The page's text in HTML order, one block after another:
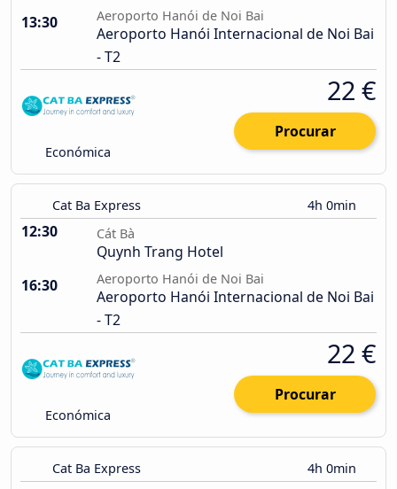
13:30
Aeroporto Hanói de Noi Bai
Aeroporto Hanói Internacional de Noi Bai
- T2
Económica
22 €
Procurar
Cat Ba Express 4h 0min
12:30 Cát Bà
Quynh Trang Hotel
16:30
Aeroporto Hanói de Noi Bai
Aeroporto Hanói Internacional de Noi Bai
- T2
Económica
22 €
Procurar
Cat Ba Express 4h 0min